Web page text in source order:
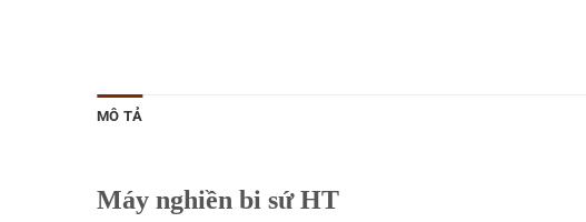
MÔ TẢ
Máy nghiền bi sứ HT